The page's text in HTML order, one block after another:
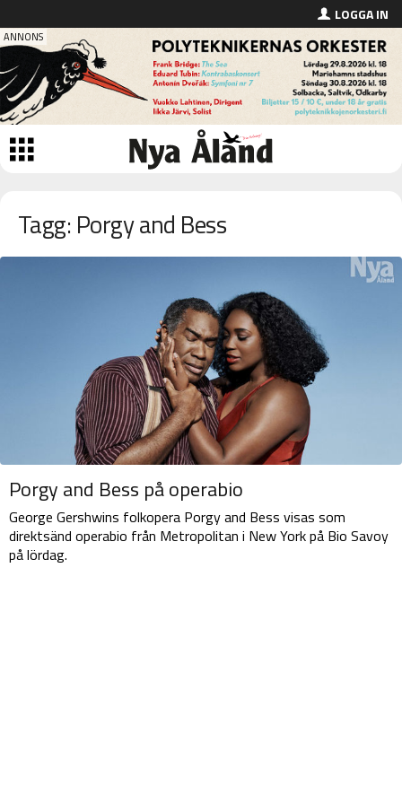
LOGGA IN
Tagg: Porgy and Bess
Porgy and Bess på operabio
George Gershwins folkopera Porgy and Bess visas som
direktsänd operabio från Metropolitan i New York på Bio Savoy
på lördag.